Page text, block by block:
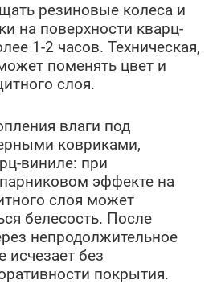
резиновые колеса и
на поверхности кварц-
1-2 часов. Техническая,
поменять цвет и
слоя.
влаги под
ковриками,
виниле: при
эффекте на
слоя может
белесость. После
непродолжительное
исчезает без
покрытия.